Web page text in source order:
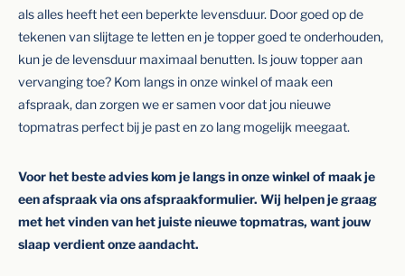
als alles heeft het een beperkte levensduur. Door goed op de
tekenen van slijtage te letten en je topper goed te onderhouden,
kun je de levensduur maximaal benutten. Is jouw topper aan
vervanging toe? Kom langs in onze winkel of maak een
afspraak, dan zorgen we er samen voor dat jou nieuwe
topmatras perfect bij je past en zo lang mogelijk meegaat.
Voor het beste advies kom je langs in onze winkel of maak je
een afspraak via ons afspraakformulier. Wij helpen je graag
met het vinden van het juiste nieuwe topmatras, want jouw
slaap verdient onze aandacht.